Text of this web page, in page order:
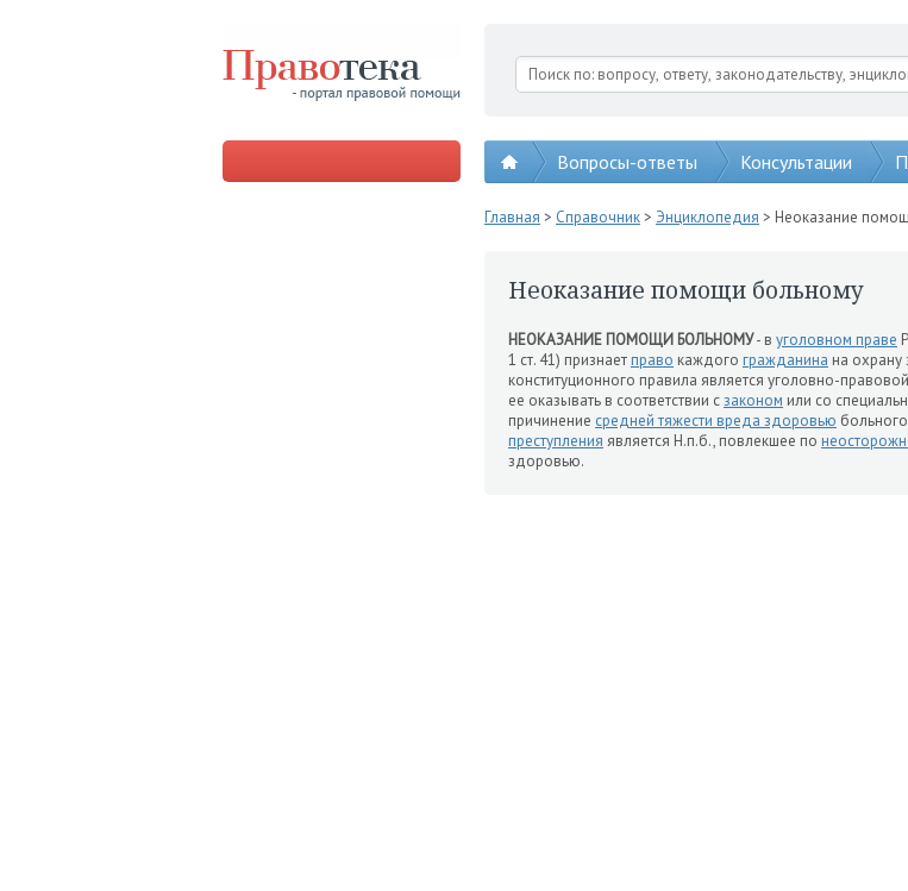
Вопросы-ответы Консультации
Главная > Справочник> Энциклопедия > Неоказание
Неоказание помощи больному
НЕОКАЗАНИЕ ПОМОЩИ БОЛЬНОМУ- в уголовном праве
1 ст. 41) признаетправо каждого гражданина на охрану
конституционного правила является уголовно-
ее оказывать в соответствии сзаконом или со
причинение средней тяжести вреда здоровью
преступления является Н.п.б., повлекшее по
здоровью.